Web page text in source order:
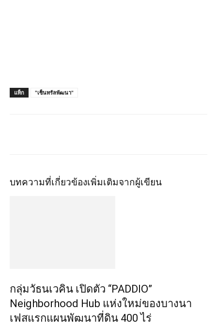
แท็ก "เซ็นทรัลพัฒนา"
บทความที่เกี่ยวข้องเพิ่มเติมจากผู้เขียน
กลุ่มวัธนเวคิน เปิดตัว “PADDIO”
Neighborhood Hub แห่งใหม่ของบางนา
เฟสแรกแผนพัฒนาที่ดิน 400 ไร่